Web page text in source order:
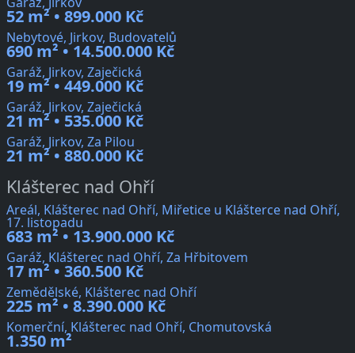
52 m² • 899.000 Kč
Nebytové, Jirkov, Budovatelů
690 m² • 14.500.000 Kč
Garáž, Jirkov, Zaječická
19 m² • 449.000 Kč
Garáž, Jirkov, Zaječická
21 m² • 535.000 Kč
Garáž, Jirkov, Za Pilou
21 m² • 880.000 Kč
Klášterec nad Ohří
Areál, Klášterec nad Ohří, Miřetice u Klášterce nad Ohří,
17. listopadu
683 m² • 13.900.000 Kč
Garáž, Klášterec nad Ohří, Za Hřbitovem
17 m² • 360.500 Kč
Zemědělské, Klášterec nad Ohří
225 m² • 8.390.000 Kč
Komerční, Klášterec nad Ohří, Chomutovská
1.350 m²